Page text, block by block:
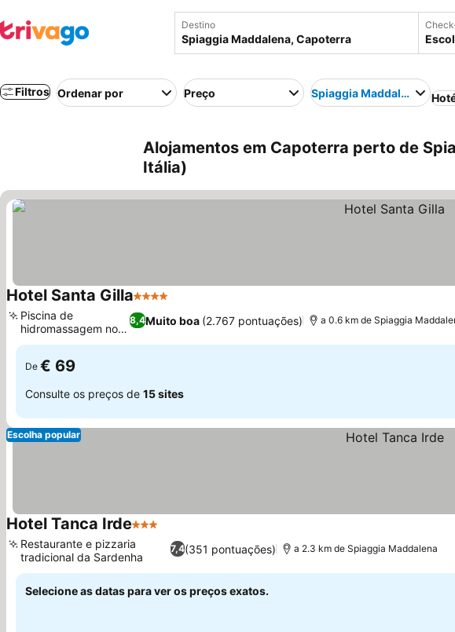
Destino
Filtros Ordenar por Preço Spiaggia Maddalena
Alojamentos em Capoterra perto de
Itália)
Hotel Santa Gilla4 Estrelas
8,4Muito boa (2.767 pontuações)
Piscina de
hidromassagem no
jardim
a 0.6 km de Spiaggia
De € 69
Consulte os preços de 15 sites
Escolha popular
Hotel Tanca Irde3 Estrelas
7,4(351 pontuações)
Restaurante e pizzaria
tradicional da Sardenha
a 2.3 km de Spiaggia Maddalena
Selecione as datas para ver os preços exatos.